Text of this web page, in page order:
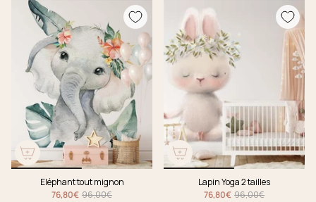
Eléphant tout mignon
76,80€ 96,00€
Lapin Yoga 2 tailles
76,80€ 96,00€